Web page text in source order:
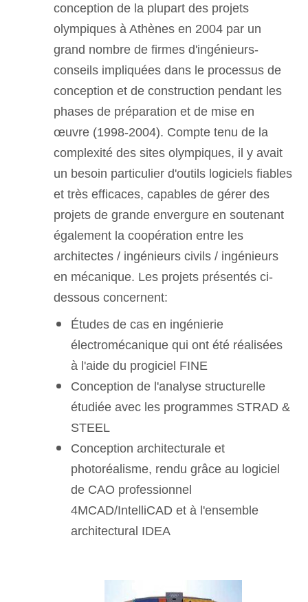
conception de la plupart des projets
olympiques à Athènes en 2004 par un
grand nombre de firmes d'ingénieurs-
conseils impliquées dans le processus de
conception et de construction pendant les
phases de préparation et de mise en
œuvre (1998-2004). Compte tenu de la
complexité des sites olympiques, il y avait
un besoin particulier d'outils logiciels fiables
et très efficaces, capables de gérer des
projets de grande envergure en soutenant
également la coopération entre les
architectes / ingénieurs civils / ingénieurs
en mécanique. Les projets présentés ci-
dessous concernent:
Études de cas en ingénierie
électromécanique qui ont été réalisées
à l'aide du progiciel FINE
Conception de l'analyse structurelle
étudiée avec les programmes STRAD &
STEEL
Conception architecturale et
photoréalisme, rendu grâce au logiciel
de CAO professionnel
4MCAD/IntelliCAD et à l'ensemble
architectural IDEA